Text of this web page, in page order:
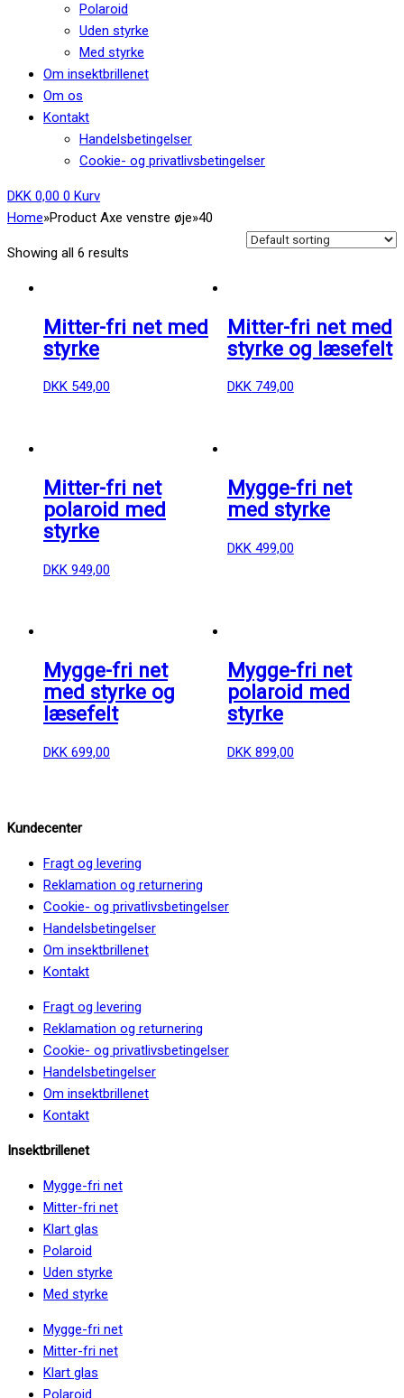
Polaroid
Uden styrke
Med styrke
Om insektbrillenet
Om os
Kontakt
Handelsbetingelser
Cookie- og privatlivsbetingelser
DKK 0,00 0 Kurv
Home»Product Axe venstre øje»40
Showing all 6 results
Mitter-fri net med
styrke
DKK 549,00
Mitter-fri net med
styrke og læsefelt
DKK749,00
Mitter-fri net
polaroid med
styrke
DKK 949,00
Mygge-fri net
med styrke
DKK499,00
Mygge-fri net
med styrke og
læsefelt
DKK 699,00
Mygge-fri net
polaroid med
styrke
DKK899,00
Kundecenter
Fragt og levering
Reklamation og returnering
Cookie- og privatlivsbetingelser
Handelsbetingelser
Om insektbrillenet
Kontakt
Fragt og levering
Reklamation og returnering
Cookie- og privatlivsbetingelser
Handelsbetingelser
Om insektbrillenet
Kontakt
Insektbrillenet
Mygge-fri net
Mitter-fri net
Klart glas
Polaroid
Uden styrke
Med styrke
Mygge-fri net
Mitter-fri net
Klart glas
Polaroid